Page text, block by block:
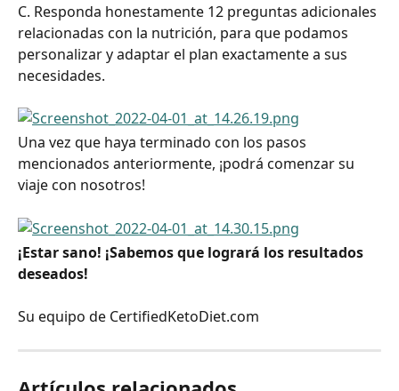
C. Responda honestamente 12 preguntas adicionales
relacionadas con la nutrición, para que podamos
personalizar y adaptar el plan exactamente a sus
necesidades.
Una vez que haya terminado con los pasos
mencionados anteriormente, ¡podrá comenzar su
viaje con nosotros!
¡Estar sano! ¡Sabemos que logrará los resultados
deseados!
Su equipo de CertifiedKetoDiet.com